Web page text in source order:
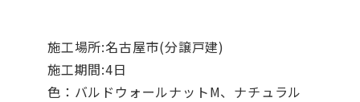
施工場所:名古屋市(分譲戸建)
施工期間:4日
色：バルドウォールナットM、ナチュラル